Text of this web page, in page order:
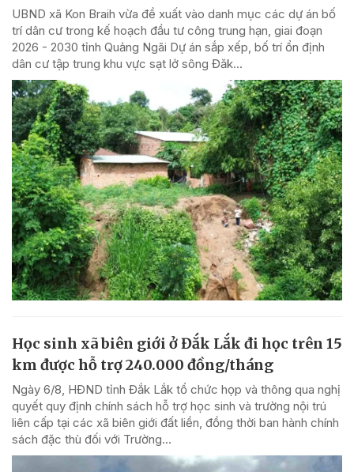
UBND xã Kon Braih vừa đề xuất vào danh mục các dự án bố
trí dân cư trong kế hoạch đầu tư công trung hạn, giai đoạn
2026 - 2030 tỉnh Quảng Ngãi Dự án sắp xếp, bố trí ổn định
dân cư tập trung khu vực sạt lở sông Đăk...
Học sinh xã biên giới ở Đắk Lắk đi học trên 15
km được hỗ trợ 240.000 đồng/tháng
Ngày 6/8, HĐND tỉnh Đắk Lắk tổ chức họp và thông qua nghị
quyết quy định chính sách hỗ trợ học sinh và trường nội trú
liên cấp tại các xã biên giới đất liền, đồng thời ban hành chính
sách đặc thù đối với Trường...